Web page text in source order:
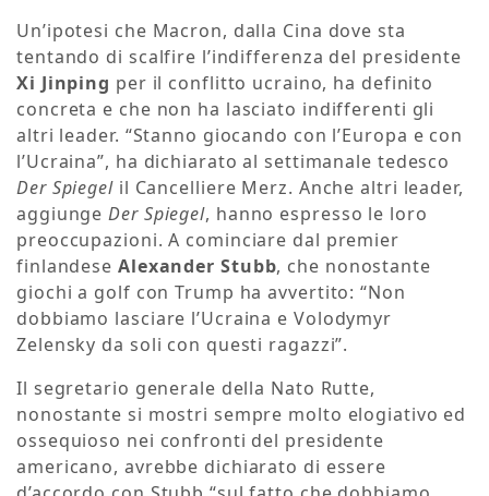
Un’ipotesi che Macron, dalla Cina dove sta
tentando di scalfire l’indifferenza del presidente
Xi Jinping per il conflitto ucraino, ha definito
concreta e che non ha lasciato indifferenti gli
altri leader. “Stanno giocando con l’Europa e con
l’Ucraina”, ha dichiarato al settimanale tedesco
Der Spiegelil Cancelliere Merz. Anche altri leader,
aggiungeDer Spiegel, hanno espresso le loro
preoccupazioni. A cominciare dal premier
finlandese Alexander Stubb, che nonostante
giochi a golf con Trump ha avvertito: “Non
dobbiamo lasciare l’Ucraina e Volodymyr
Zelensky da soli con questi ragazzi”.
Il segretario generale della Nato Rutte,
nonostante si mostri sempre molto elogiativo ed
ossequioso nei confronti del presidente
americano, avrebbe dichiarato di essere